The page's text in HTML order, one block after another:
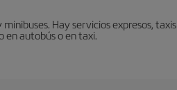
Hay servicios expresos, taxis
en autobús o en taxi.